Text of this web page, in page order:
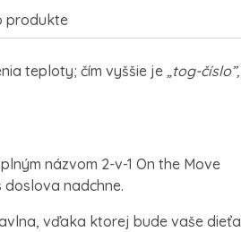
produkte
teploty; čím vyššie je „tog-číslo”,
názvom 2-v-1 On the Move
nadchne.
vďaka ktorej bude vaše dieťa